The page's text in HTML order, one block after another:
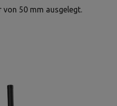
50 mm ausgelegt.